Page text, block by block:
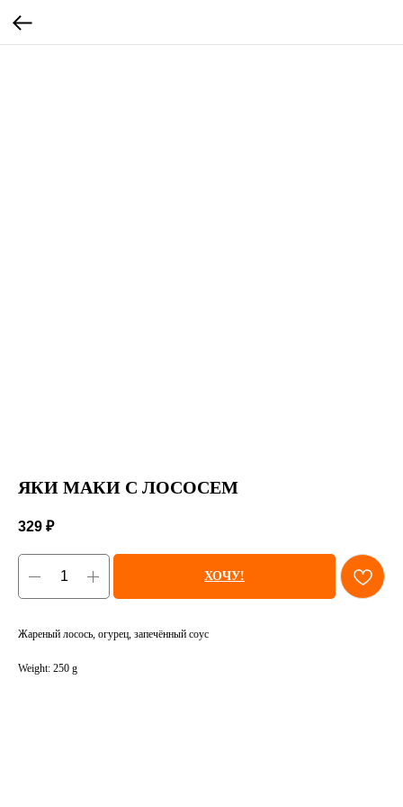
ЯКИ МАКИ С ЛОСОСЕМ
329 ₽
ХОЧУ!
Жареный лосось, огурец, запечённый соус
Weight: 250 g